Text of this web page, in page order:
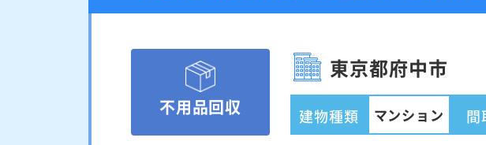
不用品回収
東京都府中市
建物種類 マンション 間